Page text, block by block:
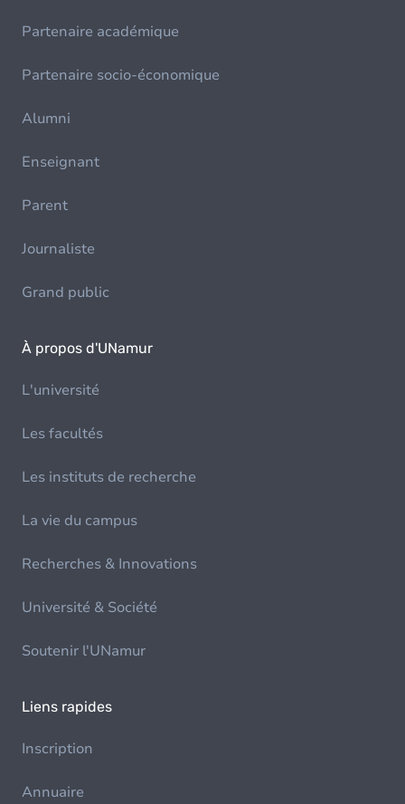
Partenaire académique
Partenaire socio-économique
Alumni
Enseignant
Parent
Journaliste
Grand public
À propos d'UNamur
L'université
Les facultés
Les instituts de recherche
La vie du campus
Recherches & Innovations
Université & Société
Soutenir l'UNamur
Liens rapides
Inscription
Annuaire